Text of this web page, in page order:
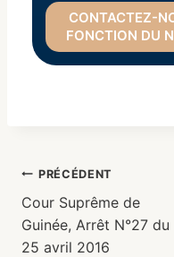
CONTACTEZ-
FONCTION DU
PRÉCÉDENT
Cour Suprême de
Guinée, Arrêt N°27 du
25 avril 2016